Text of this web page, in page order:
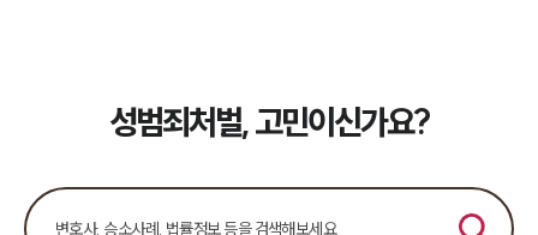
성범죄처벌, 고민이신가요?